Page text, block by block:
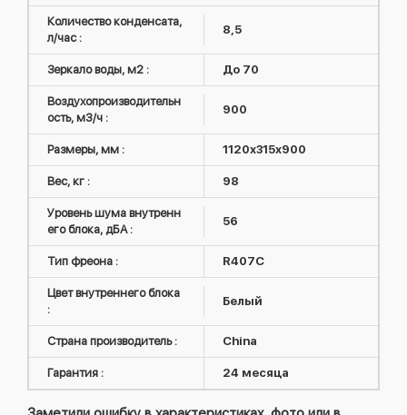
Количество конденсата,
л/час :
8,5
Зеркало воды, м2 : До 70
Воздухопроизводительн
ость, м3/ч :
900
Размеры, мм : 1120х315х900
Вес, кг : 98
Уровень шума внутренн
его блока, дБА :
56
Тип фреона : R407C
Цвет внутреннего блока
:
Белый
Страна производитель : China
Гарантия : 24 месяца